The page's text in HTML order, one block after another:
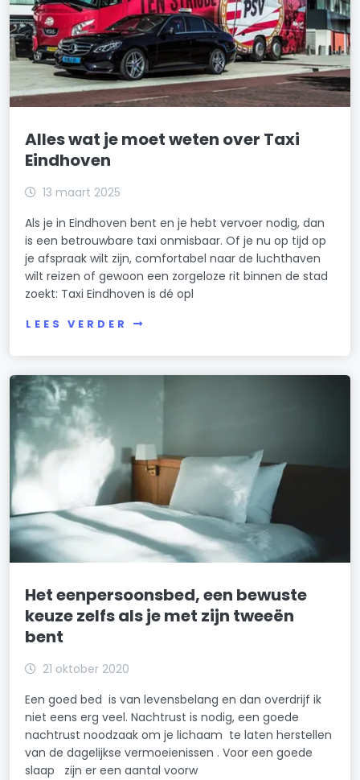
Alles wat je moet weten over Taxi
Eindhoven
13 maart 2025
Als je in Eindhoven bent en je hebt vervoer nodig, dan
is een betrouwbare taxi onmisbaar. Of je nu op tijd op
je afspraak wilt zijn, comfortabel naar de luchthaven
wilt reizen of gewoon een zorgeloze rit binnen de stad
zoekt: Taxi Eindhoven is dé opl
LEES VERDER
Het eenpersoonsbed, een bewuste
keuze zelfs als je met zijn tweeën
bent
21 oktober 2020
Een goed bed is van levensbelang en dan overdrijf ik
niet eens erg veel. Nachtrust is nodig, een goede
nachtrust noodzaak om je lichaam te laten herstellen
van de dagelijkse vermoeienissen . Voor een goede
slaap zijn er een aantal voorw